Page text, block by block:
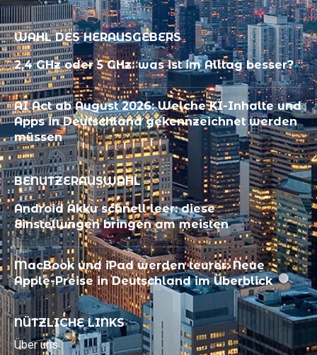
WAHL DES HERAUSGEBERS
2,4 GHz oder 5 GHz: was ist im Alltag besser?
AI Act ab August 2026: Welche KI-Inhalte und
Apps in Deutschland gekennzeichnet werden
müssen
BENUTZERAUSWAHL
Android Akku schnell leer: diese
Einstellungen bringen am meisten
MacBook und iPad werden teurer: Neue
Apple-Preise in Deutschland im Überblick
NÜTZLICHE LINKS
Über uns